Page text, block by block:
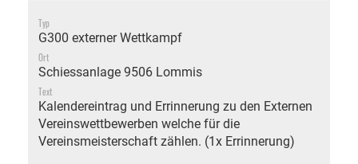
Typ
G300 externer Wettkampf
Ort
Schiessanlage 9506 Lommis
Text
Kalendereintrag und Errinnerung zu den Externen
Vereinswettbewerben welche für die
Vereinsmeisterschaft zählen. (1x Errinnerung)